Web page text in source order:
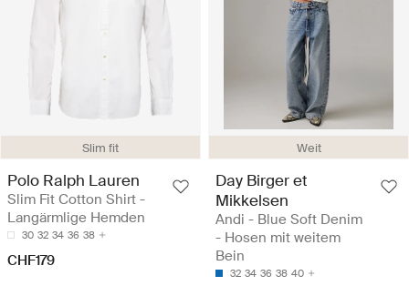
Slim fit
Polo Ralph Lauren
Slim Fit Cotton Shirt -
Langärmlige Hemden
30 32 34 36 38
CHF179
Weit
Day Birger et
Mikkelsen
Andi - Blue Soft Denim
- Hosen mit weitem
Bein
32 34 36 38 40